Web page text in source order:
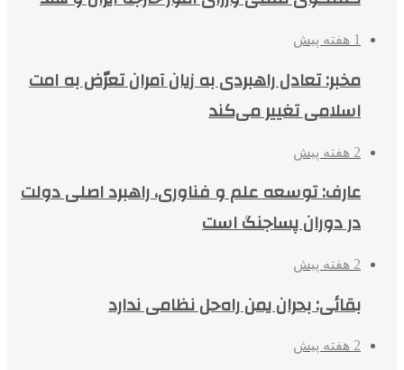
1 هفته پیش
مخبر: تعادل راهبردی به زیان آمران تعرّض به امت
اسلامی تغییر می‌کند
2 هفته پیش
عارف: توسعه علم و فناوری، راهبرد اصلی دولت
در دوران پساجنگ است
2 هفته پیش
بقائی: بحران یمن راه‌حل نظامی ندارد
2 هفته پیش